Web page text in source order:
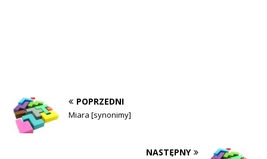
POPRZEDNI
Miara [synonimy]
NASTĘPNY